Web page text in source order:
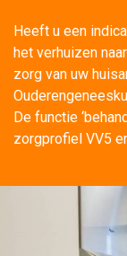
Heeft u een
het verhuizen
zorg van uw
De functie
zorgprofiel VV5